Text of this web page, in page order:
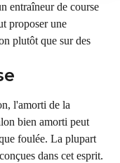
entraîneur de course
proposer une
plutôt que sur des
l'amorti de la
bien amorti peut
foulée. La plupart
dans cet esprit.